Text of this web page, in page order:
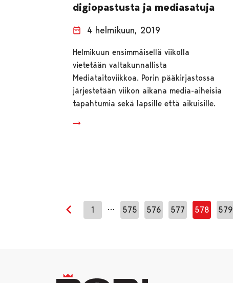
digiopastusta ja mediasatuja
4 helmikuun, 2019
Helmikuun ensimmäisellä viikolla
vietetään valtakunnallista
Mediataitoviikkoa. Porin pääkirjastossa
järjestetään viikon aikana media-aiheisia
tapahtumia sekä lapsille että aikuisille.
Edellinen sivu
1 … 575 576 577 578 579